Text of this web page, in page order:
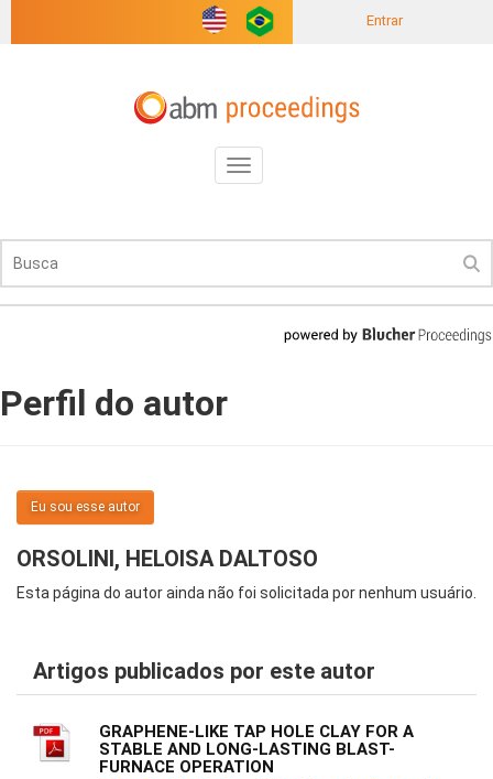
Entrar
Toggle
navigation
Perfil do autor
Eu sou esse autor
ORSOLINI, HELOISA DALTOSO
Esta página do autor ainda não foi solicitada por nenhum usuário.
Artigos publicados por este autor
GRAPHENE-LIKE TAP HOLE CLAY FOR A
STABLE AND LONG-LASTING BLAST-
FURNACE OPERATION